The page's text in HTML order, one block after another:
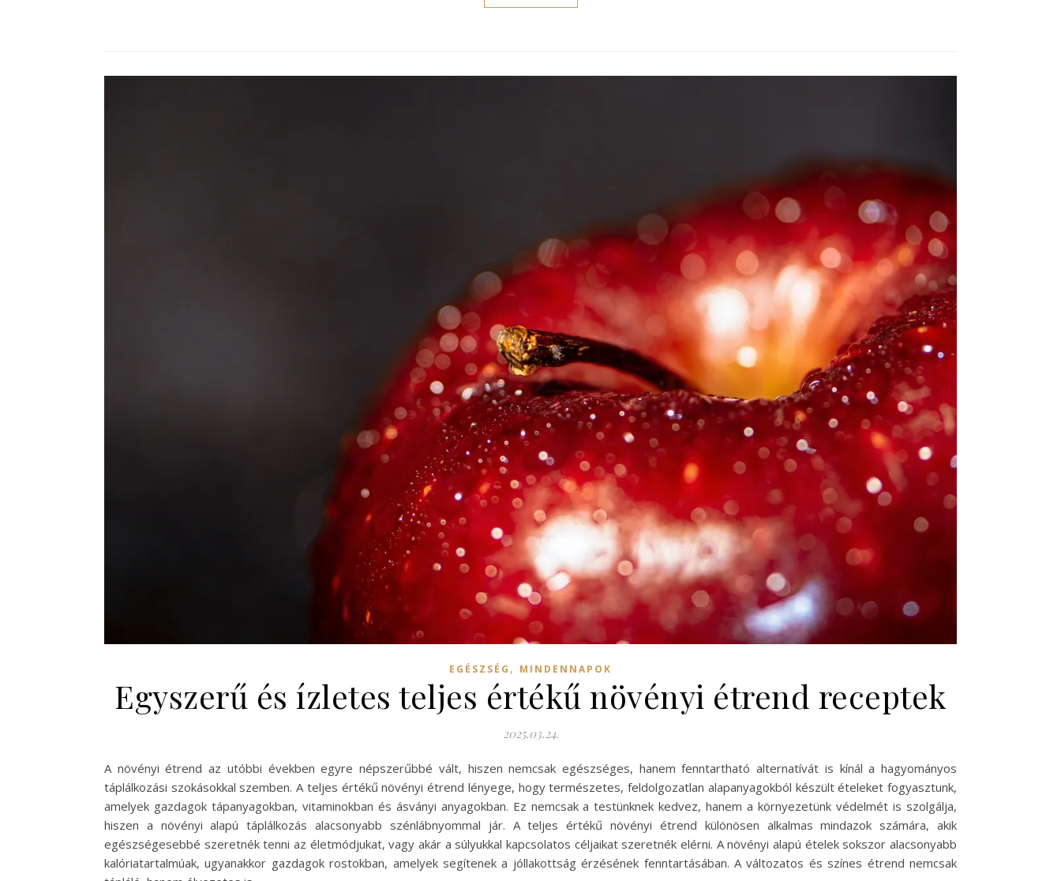
EGÉSZSÉG , MINDENNAPOK
Egyszerű és ízletes teljes értékű növényi étrend receptek
2025.03.24.
A növényi étrend az utóbbi években egyre népszerűbbé vált, hiszen nemcsak egészséges, hanem fenntartható alternatívát is kínál a hagyományos
táplálkozási szokásokkal szemben. A teljes értékű növényi étrend lényege, hogy természetes, feldolgozatlan alapanyagokból készült ételeket fogyasztunk,
amelyek gazdagok tápanyagokban, vitaminokban és ásványi anyagokban. Ez nemcsak a testünknek kedvez, hanem a környezetünk védelmét is szolgálja,
hiszen a növényi alapú táplálkozás alacsonyabb szénlábnyommal jár. A teljes értékű növényi étrend különösen alkalmas mindazok számára, akik
egészségesebbé szeretnék tenni az életmódjukat, vagy akár a súlyukkal kapcsolatos céljaikat szeretnék elérni. A növényi alapú ételek sokszor alacsonyabb
kalóriatartalmúak, ugyanakkor gazdagok rostokban, amelyek segítenek a jóllakottság érzésének fenntartásában. A változatos és színes étrend nemcsak